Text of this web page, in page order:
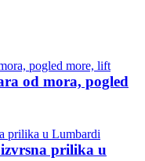
od mora, pogled
prilika u